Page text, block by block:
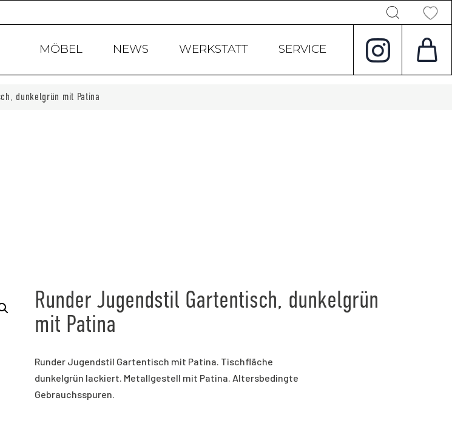
MÖBEL NEWS WERKSTATT SERVICE
Products
dunkelgrün mit Patina
Runder Jugendstil Gartentisch, dunkelgrün
mit Patina
Runder Jugendstil Gartentisch mit Patina. Tischfläche
dunkelgrün lackiert. Metallgestell mit Patina. Altersbedingte
Gebrauchsspuren.